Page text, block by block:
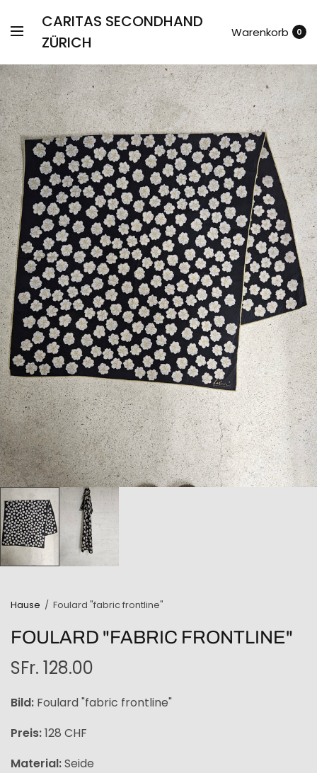
CARITAS SECONDHAND
ZÜRICH
Warenkorb 0
Hause / Foulard "fabric frontline"
FOULARD "FABRIC FRONTLINE"
SFr. 128.00
Bild: Foulard "fabric frontline"
Preis:128 CHF
Material:Seide